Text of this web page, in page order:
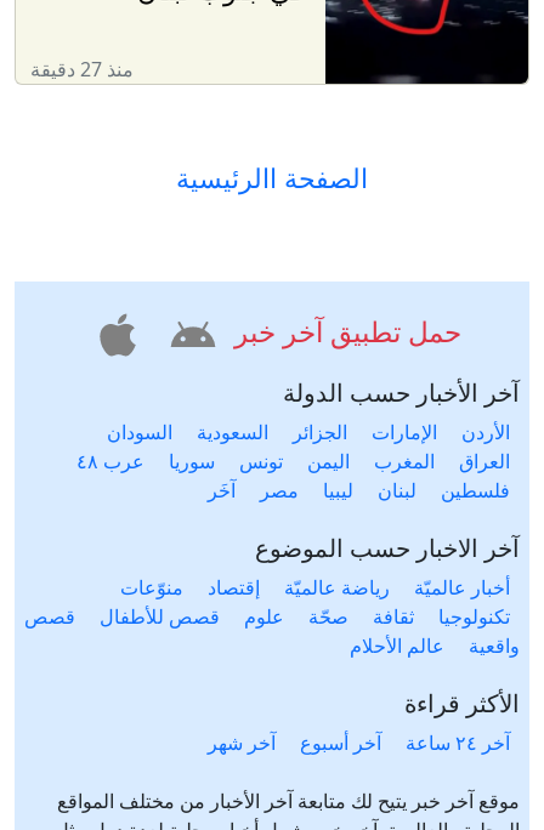
منذ 27 دقيقة
الصفحة االرئيسية
حمل تطبيق آخر خبر
آخر الأخبار حسب الدولة
الأردن الإمارات الجزائر السعودية
السودان
العراق
المغرب اليمن تونس سوريا
عرب ٤٨
فلسطين
لبنان ليبيا مصر آخَر
آخر الاخبار حسب الموضوع
أخبار عالميّة رياضة عالميّة إقتصاد
منوّعات
تكنولوجيا
ثقافة صحّة علوم قصص للأطفال
قصص
واقعية
عالم الأحلام
الأكثر قراءة
آخر ٢٤ ساعة آخر أسبوع آخر شهر
موقع آخر خبر يتيح لك متابعة آخر الأخبار من مختلف المواقع